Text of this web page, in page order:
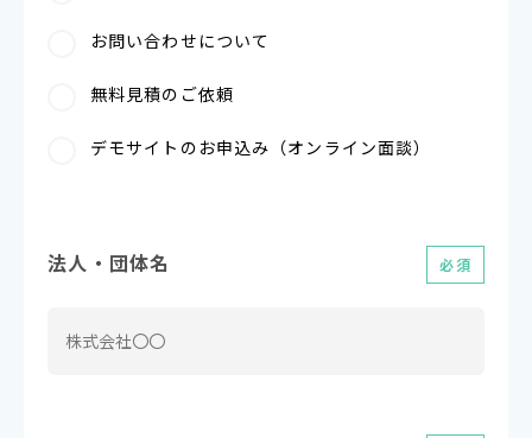
お問い合わせについて
無料見積のご依頼
デモサイトのお申込み（オンライン面談）
法人・団体名 必須